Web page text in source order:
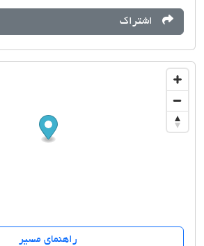
اشتراک
راهنمای مسیر